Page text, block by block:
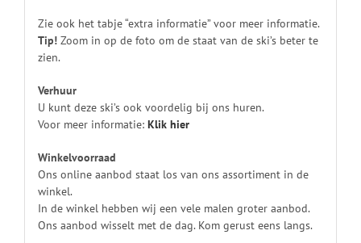
Zie ook het tabje “extra informatie” voor meer informatie.
Tip!Zoom in op de foto om de staat van de ski’s beter te
zien.
Verhuur
U kunt deze ski’s ook voordelig bij ons huren.
Voor meer informatie: Klik hier
Winkelvoorraad
Ons online aanbod staat los van ons assortiment in de
winkel.
In de winkel hebben wij een vele malen groter aanbod.
Ons aanbod wisselt met de dag. Kom gerust eens langs.